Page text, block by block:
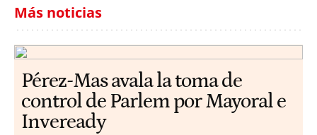
Más noticias
Pérez-Mas avala la toma de
control de Parlem por Mayoral e
Inveready